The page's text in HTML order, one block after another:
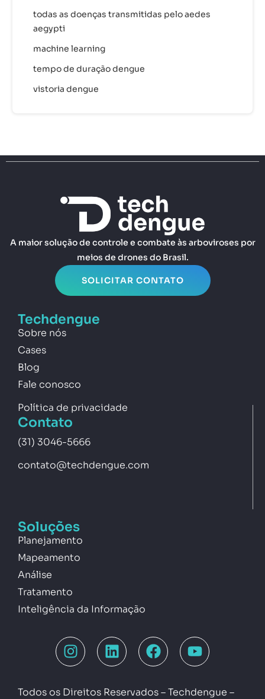
todas as doenças transmitidas pelo aedes
aegypti
machine learning
tempo de duração dengue
vistoria dengue
A maior solução de controle e combate às arboviroses por
meios de drones do Brasil.
SOLICITAR CONTATO
Techdengue
Sobre nós
Cases
Blog
Fale conosco
Política de privacidade
Contato
(31) 3046-5666
contato@techdengue.com
Soluções
Planejamento
Mapeamento
Análise
Tratamento
Inteligência da Informação
Todos os Direitos Reservados – Techdengue –